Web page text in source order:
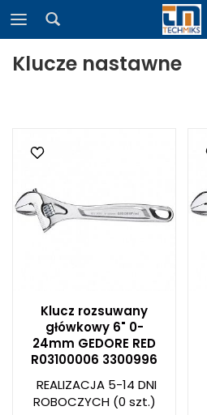
Klucze nastawne
Klucz rozsuwany
główkowy 6" 0-
24mm GEDORE RED
R03100006 3300996
REALIZACJA 5-14 DNI
ROBOCZYCH(0 szt.)